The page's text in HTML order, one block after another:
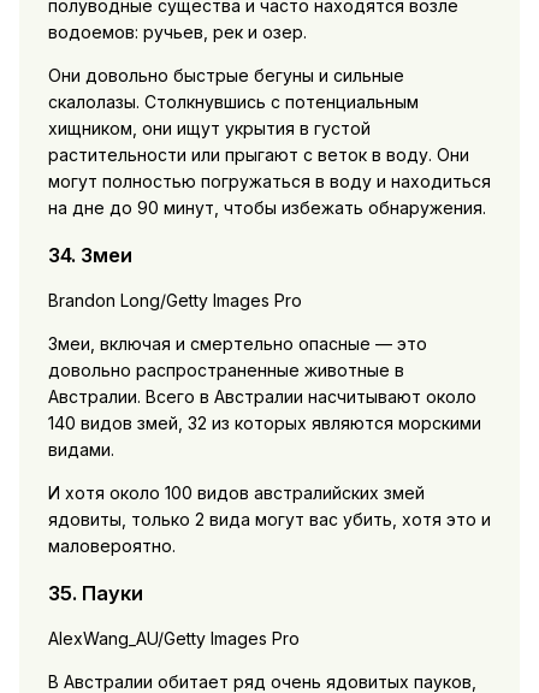
полуводные существа и часто находятся возле
водоемов: ручьев, рек и озер.
Они довольно быстрые бегуны и сильные
скалолазы. Столкнувшись с потенциальным
хищником, они ищут укрытия в густой
растительности или прыгают с веток в воду. Они
могут полностью погружаться в воду и находиться
на дне до 90 минут, чтобы избежать обнаружения.
34. Змеи
Brandon Long/Getty Images Pro
Змеи, включая и смертельно опасные — это
довольно распространенные животные в
Австралии. Всего в Австралии насчитывают около
140 видов змей, 32 из которых являются морскими
видами.
И хотя около 100 видов австралийских змей
ядовиты, только 2 вида могут вас убить, хотя это и
маловероятно.
35. Пауки
AlexWang_AU/Getty Images Pro
В Австралии обитает ряд очень ядовитых пауков,